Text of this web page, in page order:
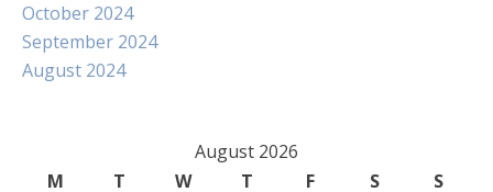
October 2024
September 2024
August 2024
August 2026
M
T W T F S S